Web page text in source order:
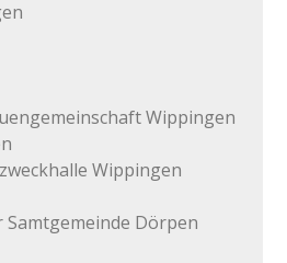
Wippingen
Wippingen
Dörpen